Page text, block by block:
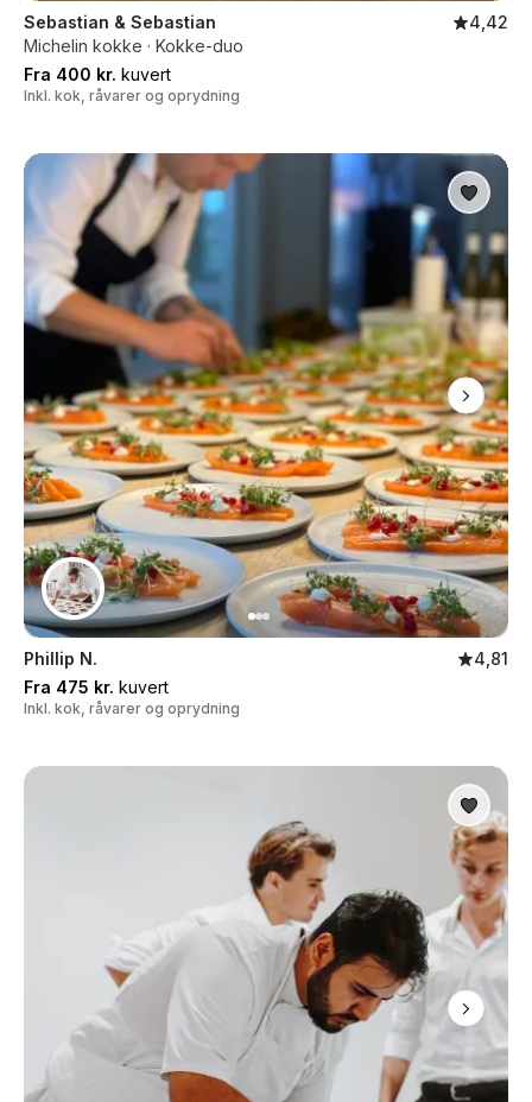
Sebastian & Sebastian
4,42
Michelin kokke · Kokke-duo
Fra 400 kr. kuvert
Inkl. kok, råvarer og oprydning
Phillip N.
4,81
Fra 475 kr. kuvert
Inkl. kok, råvarer og oprydning